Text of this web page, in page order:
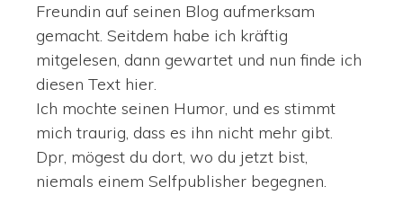
Freundin auf seinen Blog aufmerksam
gemacht. Seitdem habe ich kräftig
mitgelesen, dann gewartet und nun finde ich
diesen Text hier.
Ich mochte seinen Humor, und es stimmt
mich traurig, dass es ihn nicht mehr gibt.
Dpr, mögest du dort, wo du jetzt bist,
niemals einem Selfpublisher begegnen.